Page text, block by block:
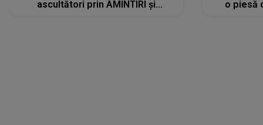
ascultători prin AMINTIRI și
o piesă